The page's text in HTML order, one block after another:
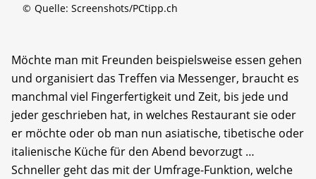
© Quelle: Screenshots/PCtipp.ch
Möchte man mit Freunden beispielsweise essen gehen
und organisiert das Treffen via Messenger, braucht es
manchmal viel Fingerfertigkeit und Zeit, bis jede und
jeder geschrieben hat, in welches Restaurant sie oder
er möchte oder ob man nun asiatische, tibetische oder
italienische Küche für den Abend bevorzugt …
Schneller geht das mit der Umfrage-Funktion, welche